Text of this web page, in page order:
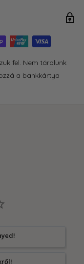
fel. Nem tárolunk
a bankkártya